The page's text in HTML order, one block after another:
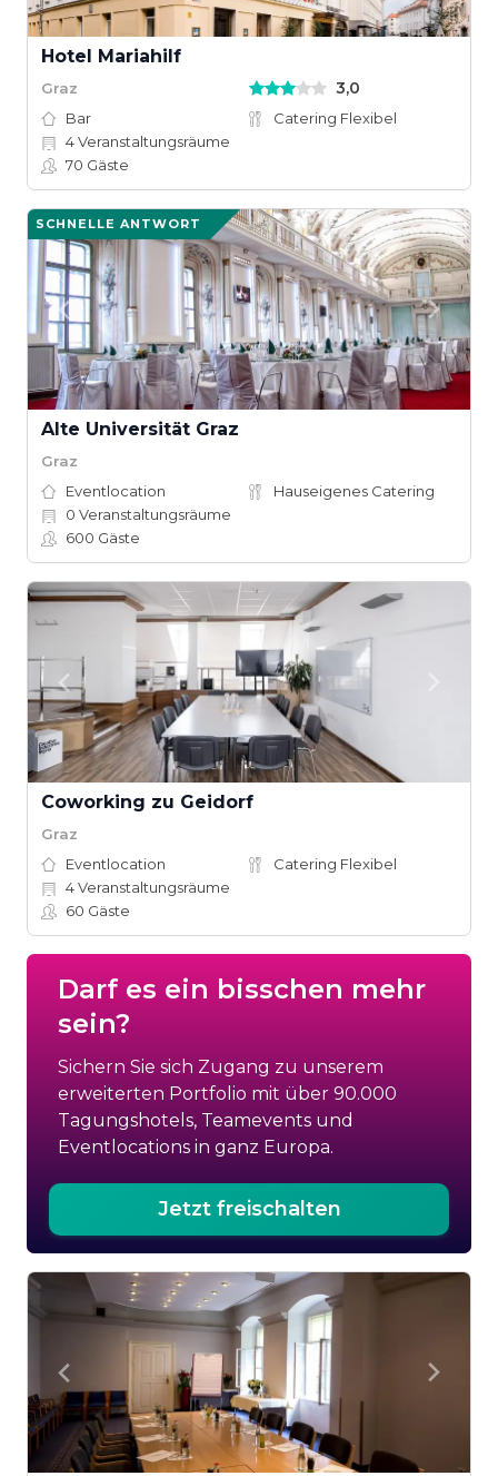
Hotel Mariahilf
Graz 3,0
Bar
Catering Flexibel
4Veranstaltungsräume
70 Gäste
SCHNELLE ANTWORT
Alte Universität Graz
Graz
Eventlocation
Hauseigenes Catering
0 Veranstaltungsräume
600 Gäste
Coworking zu Geidorf
Graz
Eventlocation
Catering Flexibel
4Veranstaltungsräume
60 Gäste
Darf es ein bisschen mehr
sein?
Sichern Sie sich Zugang zu unserem
erweiterten Portfolio mit über 90.000
Tagungshotels, Teamevents und
Eventlocations in ganz Europa.
Jetzt freischalten